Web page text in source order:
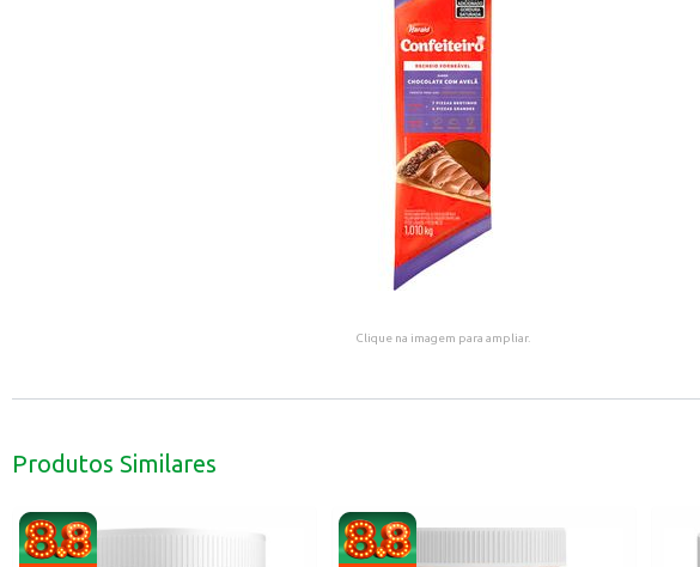
Clique na imagem para ampliar.
Produtos Similares